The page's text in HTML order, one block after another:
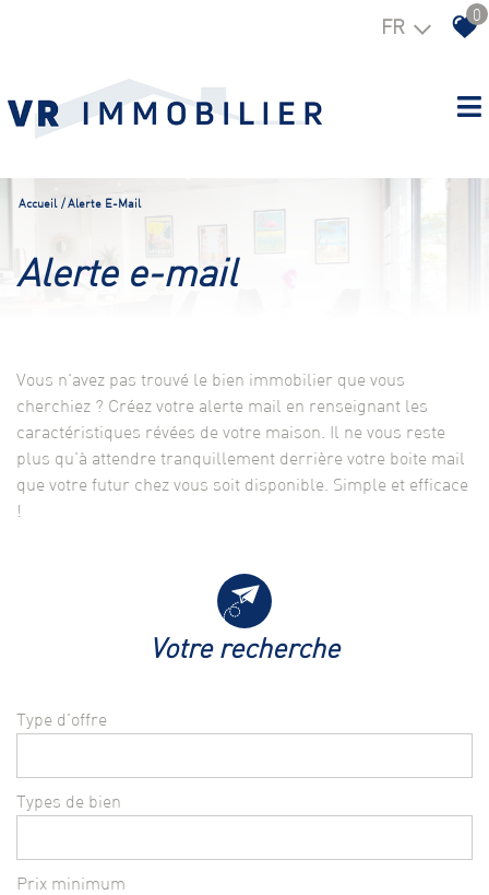
FR
0
Accueil Alerte E-Mail
alerte e-mail
Vous n'avez pas trouvé le bien immobilier que vous
cherchiez ? Créez votre alerte mail en renseignant les
caractéristiques révées de votre maison. Il ne vous reste
plus qu'à attendre tranquillement derrière votre boite mail
que votre futur chez vous soit disponible. Simple et efficace
!
votre recherche
Type d'offre
Types de bien
Prix minimum